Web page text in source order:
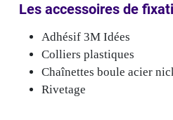
Les accessoires de
Adhésif 3M Idées
Colliers plastiques
Chaînettes boule acier
Rivetage